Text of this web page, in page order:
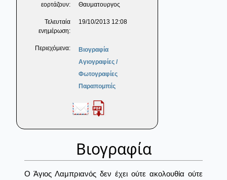
εορτάζουν:
Θαυματουργος
Τελευταία
ενημέρωση:
19/10/2013 12:08
Περιεχόμενα:
Βιογραφία
Αγιογραφίες /
Φωτογραφίες
Παραπομπές
Βιογραφία
Ο Άγιος Λαμπριανός δεν έχει ούτε ακολουθία ούτε